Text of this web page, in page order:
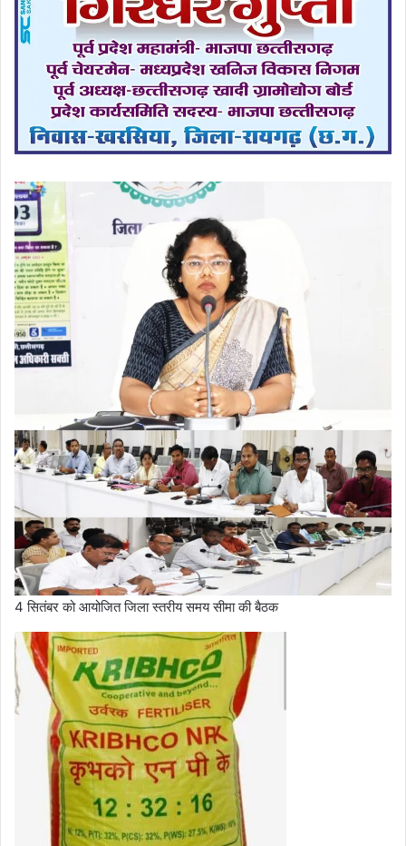
4 सितंबर को आयोजित जिला स्तरीय समय सीमा की बैठक